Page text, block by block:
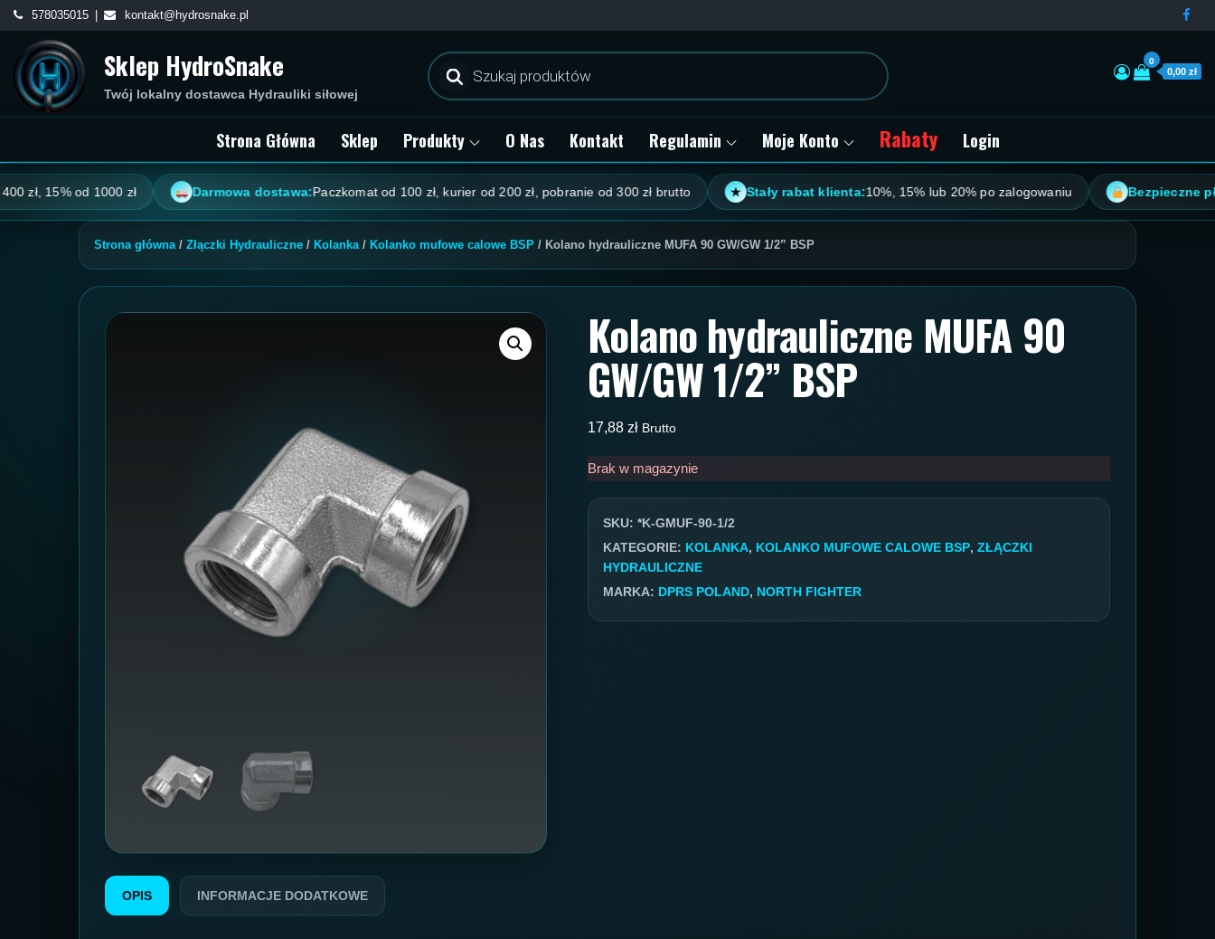
Skip
content
578035015 kontakt@hydrosnake.pl
Sklep HydroSnake
Twój lokalny dostawca Hydrauliki siłowej
Wyszukiwarka
produktów
0
0,00 zł
Strona Główna Sklep Produkty O Nas Kontakt Regulamin Moje Konto Rabaty Login
15% od 1000 zł Darmowa dostawa:Paczkomat od 100 zł, kurier od 200 zł, pobranie od 300 zł brutto ★ Stały rabat klienta:10%, 15% lub 20% po zalogowaniu Bezpieczne
Strona główna/ Złączki Hydrauliczne / Kolanka/ Kolanko mufowe calowe BSP / Kolano hydrauliczne MUFA 90 GW/GW 1/2” BSP
Kolano hydrauliczne MUFA 90
GW/GW 1/2” BSP
17,88 zł Brutto
Brak w magazynie
SKU: *K-GMUF-90-1/2
KATEGORIE: KOLANKA, KOLANKO MUFOWE CALOWE BSP, ZŁĄCZKI
HYDRAULICZNE
MARKA: DPRS POLAND, NORTH FIGHTER
OPIS INFORMACJE DODATKOWE